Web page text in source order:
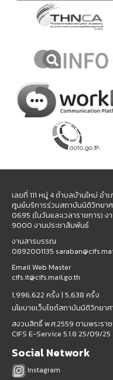
เลขที่ 111 หมู่ 4 ตำบลบ้านใหม่ อ
ศูนย์บริการร่วมสถาบันนิติวิทยา
0695 (ในวันและเวลาราชการ)
9000 งานประชาสัมพันธ์
งานสารบรรณ
0892001135
Email Web Master
cifs.it@cifs.mail.go.th
1,996,622 ครั้ง | 5,638 ครั้ง
นโยบายเว็บไซต์สถาบันนิติวิทยา
สงวนสิทธิ์ พ.ศ.2559 ตามพระร
CIFS E-Service 5.1.8 25/09/25
Social Network
Instagram